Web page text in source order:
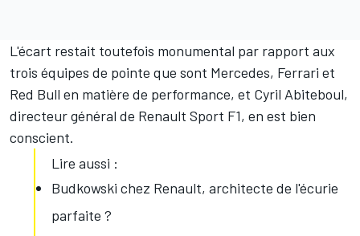
L'écart restait toutefois monumental par rapport aux
trois équipes de pointe que sont Mercedes, Ferrari et
Red Bull en matière de performance, et Cyril Abiteboul,
directeur général de Renault Sport F1, en est bien
conscient.
Lire aussi :
Budkowski chez Renault, architecte de l'écurie
parfaite ?